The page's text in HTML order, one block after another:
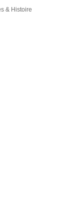
& Histoire